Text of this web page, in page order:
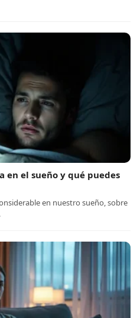
en el sueño y qué puedes
en nuestro sueño, sobre